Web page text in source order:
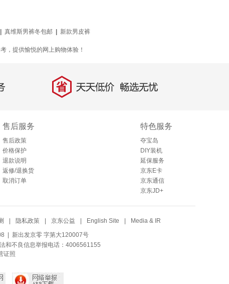
真维斯男裤冬包邮
新款男皮裤
，提供愉悦的网上购物体验！
省 天天低价，畅选无忧
售后服务
售后政策
价格保护
退款说明
返修/退换货
取消订单
特色服务
夺宝岛
DIY装机
延保服务
京东E卡
京东通信
京东JD+
隐私政策 京东公益 English Site Media & IR
| 新出发京零 字第大120007号
和不良信息举报电话：4006561155
证照